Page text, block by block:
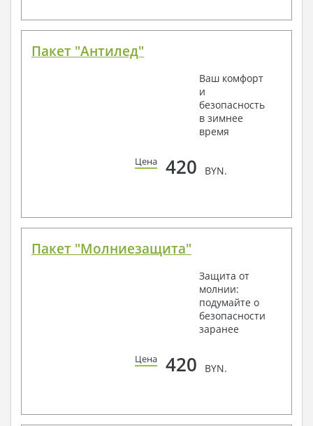
Пакет "Антилед"
Ваш комфорт
и
безопасность
в зимнее
время
Цена 420 BYN.
Пакет "Молниезащита"
Защита от
молнии:
подумайте о
безопасности
заранее
Цена 420 BYN.